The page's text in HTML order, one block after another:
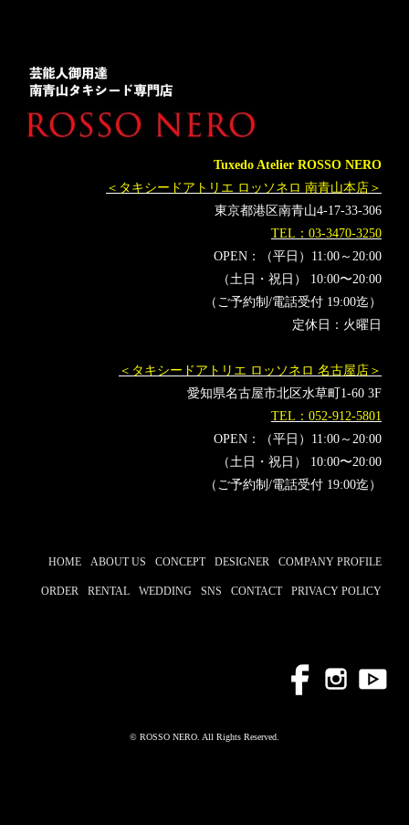
Tuxedo Atelier ROSSO NERO
＜タキシードアトリエ ロッソネロ 南青山本店＞
東京都港区南青山4-17-33-306
TEL：03-3470-3250
OPEN：（平日）11:00～20:00
（土日・祝日） 10:00〜20:00
（ご予約制/電話受付 19:00迄）
定休日：火曜日
＜タキシードアトリエ ロッソネロ 名古屋店＞
愛知県名古屋市北区水草町1-60 3F
TEL：052-912-5801
OPEN：（平日）11:00～20:00
（土日・祝日） 10:00〜20:00
（ご予約制/電話受付 19:00迄）
HOME ABOUT US CONCEPT DESIGNER COMPANY PROFILE
ORDER RENTAL WEDDING SNS CONTACT PRIVACY POLICY
© ROSSO NERO. All Rights Reserved.